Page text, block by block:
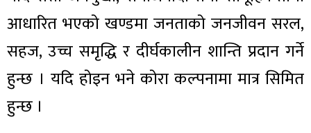
आधारित भएको खण्डमा जनताको जनजीवन सरल,
सहज, उच्च समृद्धि र दीर्घकालीन शान्ति प्रदान गर्ने
हुन्छ । यदि होइन भने कोरा कल्पनामा मात्र सिमित
हुन्छ ।